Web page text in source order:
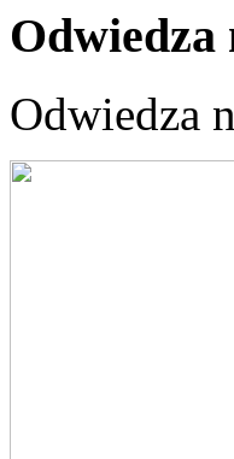
Odwiedza
Odwiedza